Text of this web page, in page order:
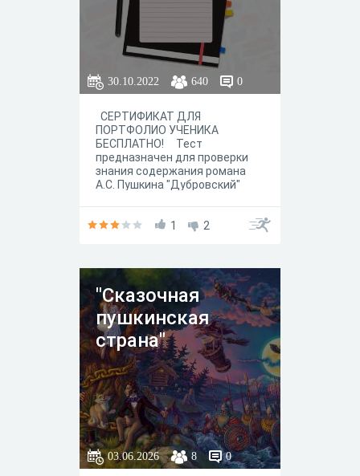
30.10.2022 640 0
СЕРТИФИКАТ ДЛЯ
ПОРТФОЛИО УЧЕНИКА
БЕСПЛАТНО! Тест
предназначен для проверки
знания содержания романа
А.С. Пушкина "Дубровский"
1 2
"Сказочная
пушкинская
страна"
03.06.2026 8 0